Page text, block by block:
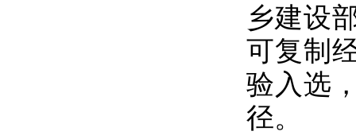
乡建设
可复制
验入选
径。